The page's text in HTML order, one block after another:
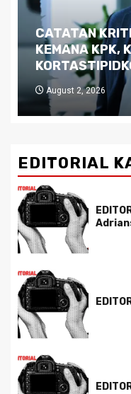
Dilema Kaltim
Kutukan
Pemimpin
July 29, 2026
EDITORIAL